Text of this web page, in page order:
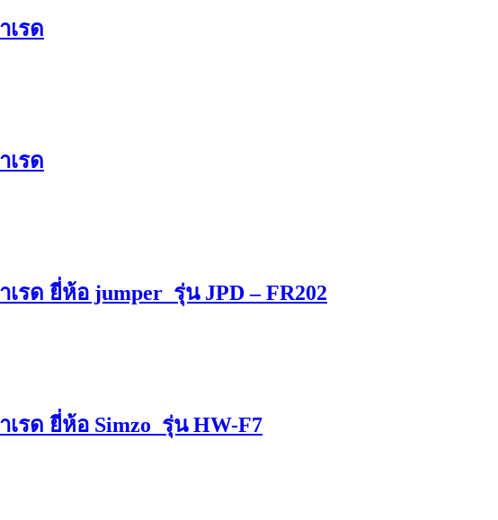
เรด
เรด
รด ยี่ห้อ jumper รุ่น JPD – FR202
รด ยี่ห้อ Simzo รุ่น HW-F7